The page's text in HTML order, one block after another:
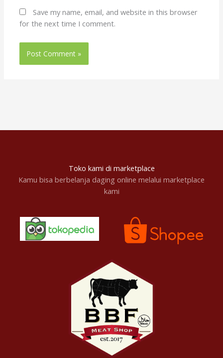
Save my name, email, and website in this browser
for the next time I comment.
Toko kami di marketplace
Kamu bisa berbelanja daging online melalui marketplace
kami